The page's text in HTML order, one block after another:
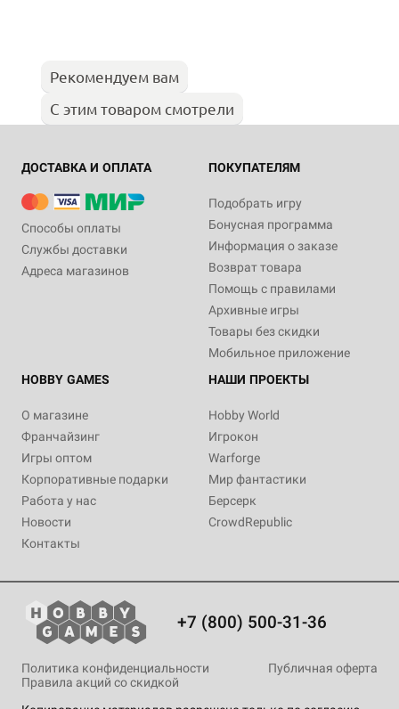
Рекомендуем вам
С этим товаром смотрели
ДОСТАВКА И ОПЛАТА
Способы оплаты
Службы доставки
Адреса магазинов
ПОКУПАТЕЛЯМ
Подобрать игру
Бонусная программа
Информация о заказе
Возврат товара
Помощь с правилами
Архивные игры
Товары без скидки
Мобильное приложение
HOBBY GAMES
О магазине
Франчайзинг
Игры оптом
Корпоративные подарки
Работа у нас
Новости
Контакты
НАШИ ПРОЕКТЫ
Hobby World
Игрокон
Warforge
Мир фантастики
Берсерк
CrowdRepublic
+7 (800) 500-31-36
Политика конфиденциальности
Публичная оферта
Правила акций со скидкой